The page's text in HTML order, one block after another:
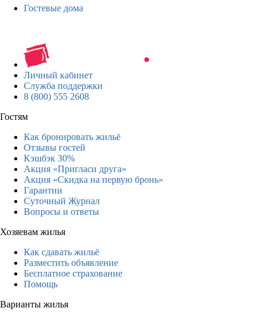
Гостевые дома
Личный кабинет
Служба поддержки
8 (800) 555 2608
Гостям
Как бронировать жильё
Отзывы гостей
Кэшбэк 30%
Акция «Пригласи друга»
Акция «Скидка на первую бронь»
Гарантии
Суточный Журнал
Вопросы и ответы
Хозяевам жилья
Как сдавать жильё
Разместить объявление
Бесплатное страхование
Помощь
Варианты жилья